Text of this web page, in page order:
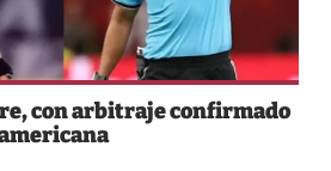
con arbitraje confirmado